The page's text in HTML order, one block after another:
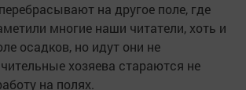
на другое поле, где
многие наши читатели, хоть и
осадков, но идут они не
хозяева стараются не
на полях.